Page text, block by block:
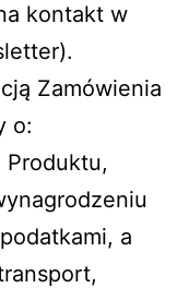
kontakt w
Zamówienia
o:
Produktu,
a